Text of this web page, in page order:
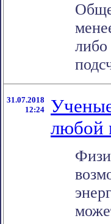
31.07.2018
12:24
любой